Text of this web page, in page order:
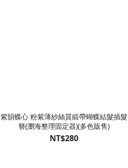
紫韻蝶心 粉紫薄紗絲質緞帶蝴蝶結髮插髮
簪(瀏海整理固定器)(多色販售)
NT$280